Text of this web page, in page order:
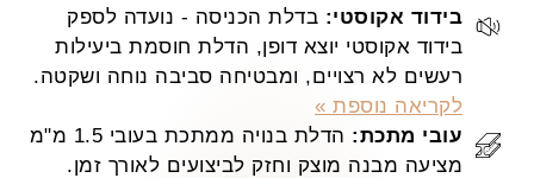
בידוד אקוסטי: בדלת הכניסה - נועדה לספק
בידוד אקוסטי יוצא דופן, הדלת חוסמת ביעילות
רעשים לא רצויים, ומבטיחה סביבה נוחה ושקטה.
לקריאה נוספת »
עובי מתכת:
הדלת בנויה ממתכת בעובי 1.5 מ"מ
מציעה מבנה מוצק וחזק לביצועים לאורך זמן.